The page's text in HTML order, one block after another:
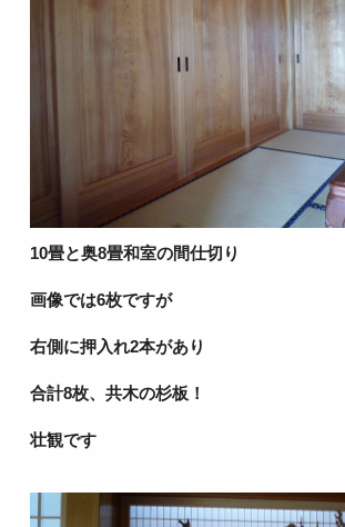
10畳と奥8畳和室の間仕切り
画像では6枚ですが
右側に押入れ2本があり
合計8枚、共木の杉板！
壮観です